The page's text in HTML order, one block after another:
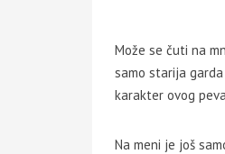
Može se čuti na
samo starija
karakter ovog
Na meni je još